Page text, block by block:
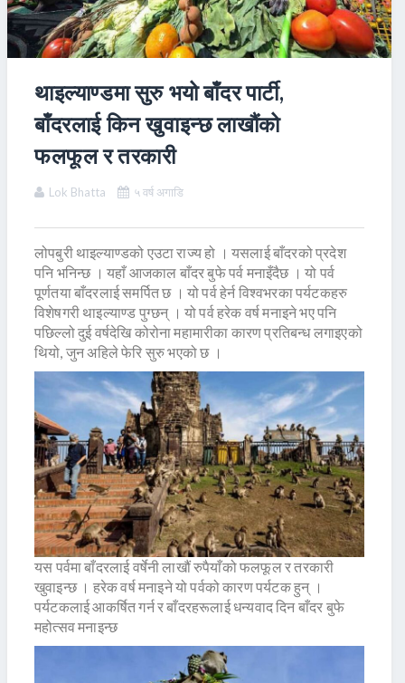
थाइल्याण्डमा सुरु भयो बाँदर पार्टी,
बाँदरलाई किन खुवाइन्छ लाखौंको
फलफूल र तरकारी
Lok Bhatta ५ वर्ष अगाडि
लोपबुरी थाइल्याण्डको एउटा राज्य हो । यसलाई बाँदरको प्रदेश
पनि भनिन्छ । यहाँ आजकाल बाँदर बुफे पर्व मनाइँदैछ । यो पर्व
पूर्णतया बाँदरलाई समर्पित छ । यो पर्व हेर्न विश्वभरका पर्यटकहरु
विशेषगरी थाइल्याण्ड पुग्छन् । यो पर्व हरेक वर्ष मनाइने भए पनि
पछिल्लो दुई वर्षदेखि कोरोना महामारीका कारण प्रतिबन्ध लगाइएको
थियो, जुन अहिले फेरि सुरु भएको छ ।
यस पर्वमा बाँदरलाई वर्षेनी लाखौं रुपैयाँको फलफूल र तरकारी
खुवाइन्छ । हरेक वर्ष मनाइने यो पर्वको कारण पर्यटक हुन् ।
पर्यटकलाई आकर्षित गर्न र बाँदरहरूलाई धन्यवाद दिन बाँदर बुफे
महोत्सव मनाइन्छ